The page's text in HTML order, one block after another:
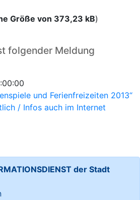
Größe von 373,23 kB)
folgender Meldung
und Ferienfreizeiten 2013“
/ Infos auch im Internet
der Stadt